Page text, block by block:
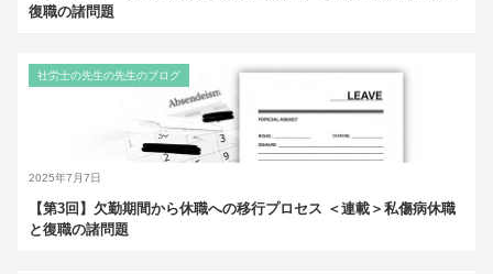
復職の諸問題
2025年7月7日
社労士の先生の先生のブログ
【第3回】欠勤期間から休職への移行プロセス ＜連載＞私傷病休職
と復職の諸問題